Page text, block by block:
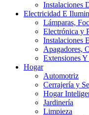
Instalaciones
Electricidad E
Lámparas,
Electrónica y
Instalaciones
Apagadores,
Extensiones
Hogar
Automotriz
Cerrajería y
Hogar
Jardinería
Limpieza